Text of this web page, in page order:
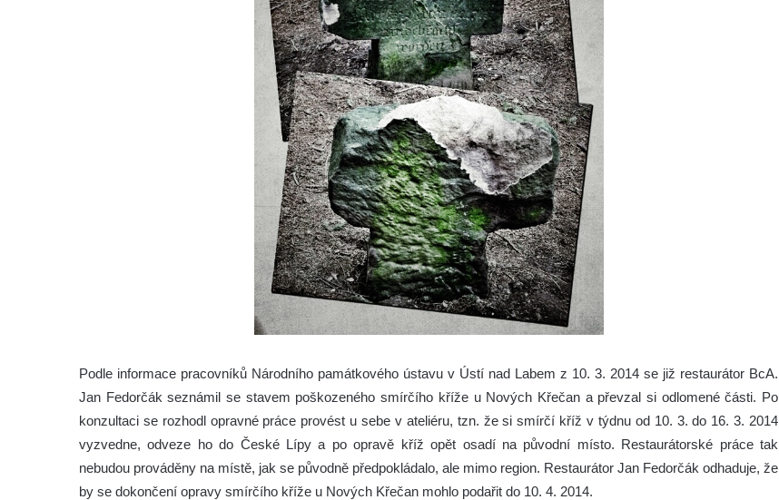
Podle informace pracovníků Národního památkového ústavu v Ústí nad Labem z 10. 3. 2014 se již restaurátor BcA.
Jan Fedorčák seznámil se stavem poškozeného smírčího kříže u Nových Křečan a převzal si odlomené části. Po
konzultaci se rozhodl opravné práce provést u sebe v ateliéru, tzn. že si smírčí kříž v týdnu od 10. 3. do 16. 3. 2014
vyzvedne, odveze ho do České Lípy a po opravě kříž opět osadí na původní místo. Restaurátorské práce tak
nebudou prováděny na místě, jak se původně předpokládalo, ale mimo region. Restaurátor Jan Fedorčák odhaduje, že
by se dokončení opravy smírčího kříže u Nových Křečan mohlo podařit do 10. 4. 2014.